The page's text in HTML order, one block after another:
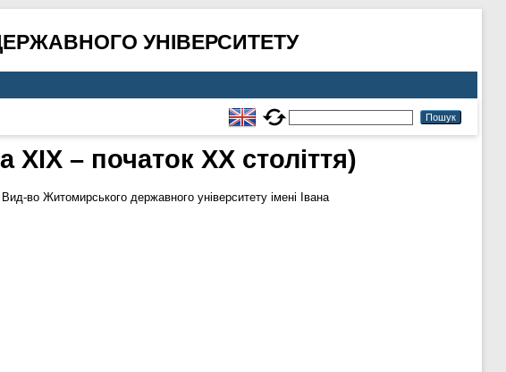
УНІВЕРСИТЕТУ
ХІХ – початок ХХ століття)
Вид-во Житомирського державного університету імені Івана